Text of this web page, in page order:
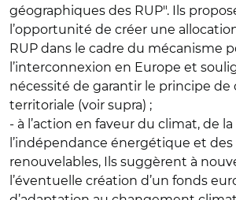
géographiques des RUP". Ils
l’opportunité de créer une
RUP dans le cadre du mécanisme
l’interconnexion en Europe et
nécessité de garantir le principe
territoriale (voir supra) ;
- à l’action en faveur du climat, de
l’indépendance énergétique et
renouvelables, Ils suggèrent à
l’éventuelle création d’un fonds